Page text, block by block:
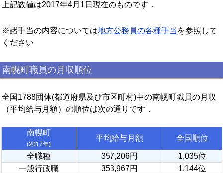
上記数値は2017年4月1日現在のものです．
※諸手当の内容については地方公務員の各種手当 を参照して
ください
南幌町職員の月収順位
全国1788団体(都道府県及び市区町村)中の南幌町職員の月収
（平均給与月額）の順位は次の通りです．
南幌町
(2017年)
平均給与月額 全国順位
全職種 357,206円
1,035位
一般行政職
353,967円 1,144位